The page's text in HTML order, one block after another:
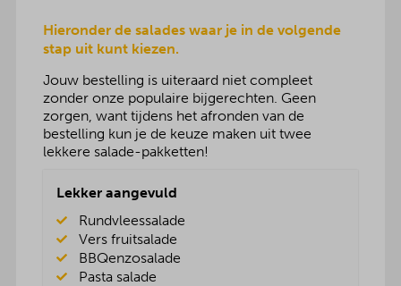
Hieronder de salades waar je in de volgende
stap uit kunt kiezen.
Jouw bestelling is uiteraard niet compleet
zonder onze populaire bijgerechten. Geen
zorgen, want tijdens het afronden van de
bestelling kun je de keuze maken uit twee
lekkere salade-pakketten!
Lekker aangevuld
Rundvleessalade
Vers fruitsalade
BBQenzosalade
Pasta salade